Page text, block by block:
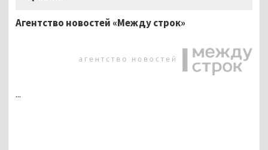
Агентство новостей «Между строк»
...